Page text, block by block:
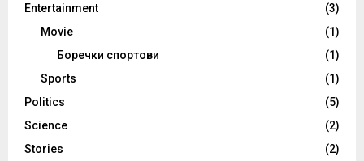
Entertainment
(3)
Movie
(1)
Боречки спортови
(1)
Sports
(1)
Politics
(5)
Science
(2)
Stories
(2)